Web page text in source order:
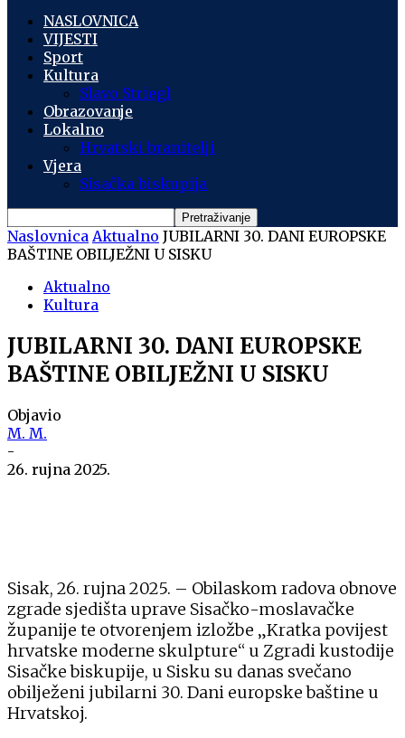
NASLOVNICA
VIJESTI
Sport
Kultura
Slavo Striegl
Obrazovanje
Lokalno
Hrvatski branitelji
Vjera
Sisačka biskupija
Naslovnica Aktualno JUBILARNI 30. DANI EUROPSKE
BAŠTINE OBILJEŽNI U SISKU
Aktualno
Kultura
JUBILARNI 30. DANI EUROPSKE
BAŠTINE OBILJEŽNI U SISKU
Objavio
M. M.
-
26. rujna 2025.
Sisak, 26. rujna 2025. – Obilaskom radova obnove
zgrade sjedišta uprave Sisačko-moslavačke
županije te otvorenjem izložbe „Kratka povijest
hrvatske moderne skulpture“ u Zgradi kustodije
Sisačke biskupije, u Sisku su danas svečano
obilježeni jubilarni 30. Dani europske baštine u
Hrvatskoj.